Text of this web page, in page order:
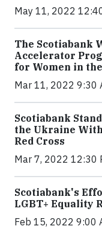
May 11, 2022
The Scotiabank
Accelerator
for Women in
Mar 11, 2022 9:30
Scotiabank
the Ukraine
Red Cross
Mar 7, 2022 12:30
Scotiabank's
LGBT+ Equality
Feb 15, 2022 9:00